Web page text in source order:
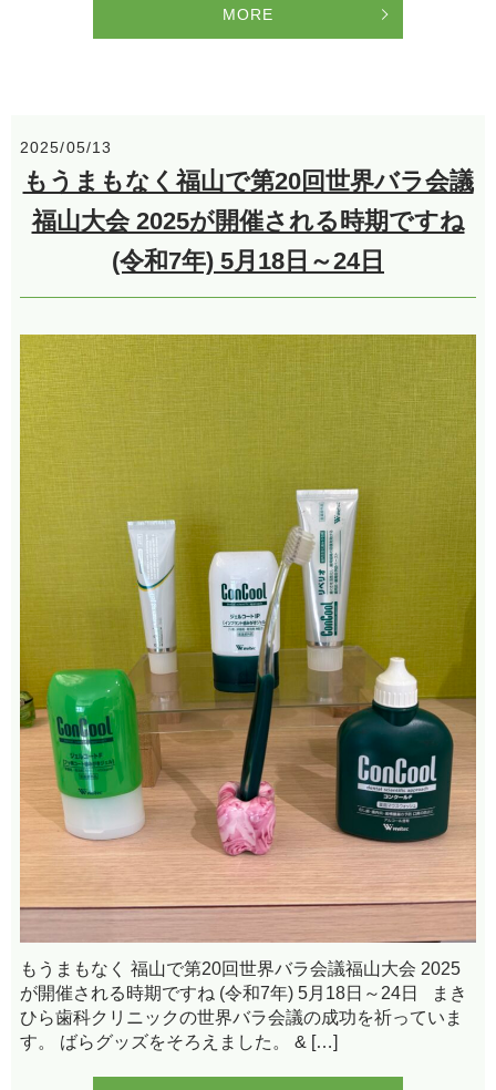
MORE
2025/05/13
もうまもなく福山で第20回世界バラ会議
福山大会 2025が開催される時期ですね
(令和7年) 5月18日～24日
もうまもなく 福山で第20回世界バラ会議福山大会 2025
が開催される時期ですね (令和7年) 5月18日～24日 まき
ひら歯科クリニックの世界バラ会議の成功を祈っていま
す。 ばらグッズをそろえました。 & […]